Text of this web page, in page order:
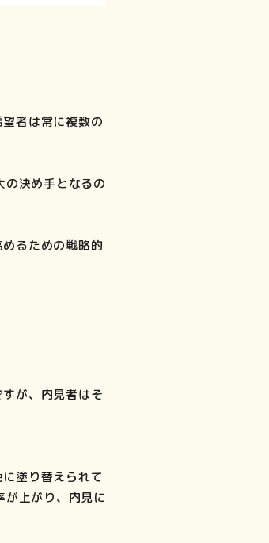
者は常に複数の
決め手となるの
るための戦略的
が、内見者はそ
塗り替えられて
上がり、内見に